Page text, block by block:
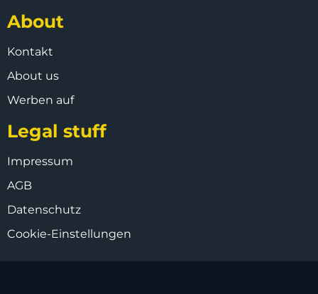
About
Kontakt
About us
Werben auf
Legal stuff
Impressum
AGB
Datenschutz
Cookie-Einstellungen